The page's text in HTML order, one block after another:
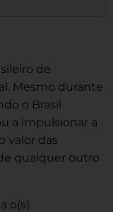
de
Mesmo durante
o Brasil
a impulsionar a
valor das
qualquer outro
o(s)